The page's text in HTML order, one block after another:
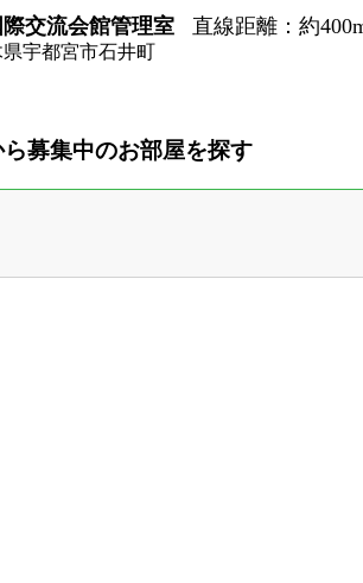
交流会館管理室 直線距離：約
県宇都宮市石井町
募集中のお部屋を探す